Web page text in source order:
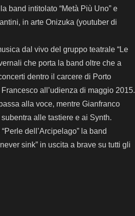
band intitolato “Metà Più Uno” e
in arte Onizuka (youtuber di
dal vivo del gruppo teatrale “Le
che porta la band oltre che a
dentro il carcere di Porto
all’udienza di maggio 2015.
alla voce, mentre Gianfranco
alle tastiere e ai Synth.
dell’Arcipelago” la band
sink” in uscita a brave su tutti gli